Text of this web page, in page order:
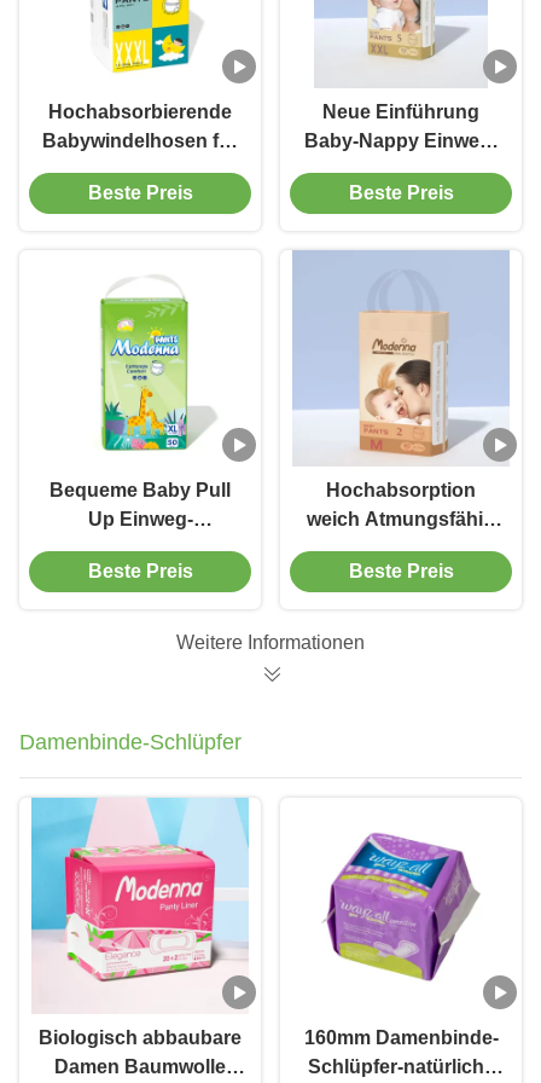
Hochabsorbierende
Babywindelhosen für
langlebigen Schutz
Beste Preis
Neue Einführung
Baby-Nappy Einweg-
Baby-Hosen Super-
Absorbierende Pull-
Beste Preis
Bequeme Baby Pull
Up Einweg-
Babypantel Windeln
mit
Beste Preis
Hochabsorption
weich Atmungsfähig
Einweg-Pull-up-
Babydosen Händler
Einweg-Babydosen
Beste Preis
Weitere Informationen
Damenbinde-Schlüpfer
Biologisch abbaubare
Damen Baumwolle
160mm Damenbinde-
Schlüpfer-natürliche